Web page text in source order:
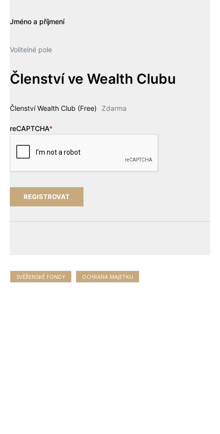
Jméno a příjmení
Volitelné pole
Členství ve Wealth Clubu
Členství Wealth Club (Free) Zdarma
reCAPTCHA*
SVĚŘENSKÉ FONDY OCHRANA MAJETKU